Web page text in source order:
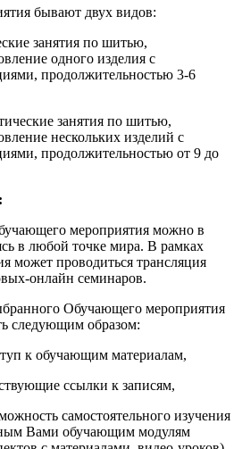
бывают двух видов:
занятия по шитью,
одного изделия с
продолжительностью 3-6
занятия по шитью,
нескольких изделий с
продолжительностью от 9 до
мероприятия можно в
в любой точке мира. В рамках
может проводиться трансляция
онлайн семинаров.
Обучающего мероприятия
следующим образом:
к обучающим материалам,
ссылки к записям,
самостоятельного изучения
Вами обучающим модулям